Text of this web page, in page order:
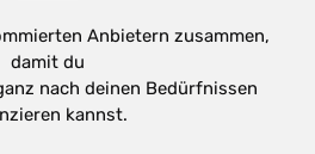
Anbietern zusammen,
damit du
nach deinen Bedürfnissen
kannst.